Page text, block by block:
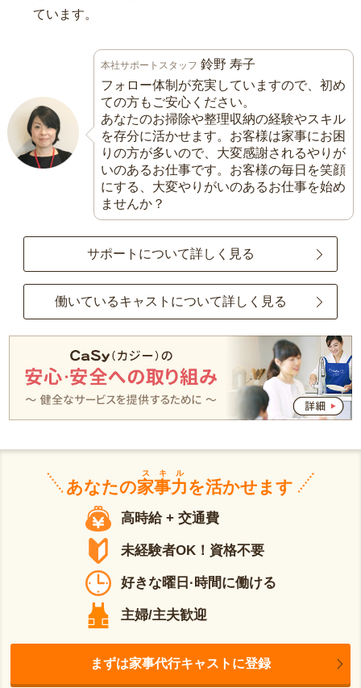
ています。
本社サポートスタッフ 鈴野 寿子
フォロー体制が充実していますので、初め
ての方もご安心ください。
あなたのお掃除や整理収納の経験やスキル
を存分に活かせます。お客様は家事にお困
りの方が多いので、大変感謝されるやりが
いのあるお仕事です。お客様の毎日を笑顔
にする、大変やりがいのあるお仕事を始め
ませんか？
サポートについて詳しく見る
働いているキャストについて詳しく見る
あなたの家事力
スキル
を活かせます
高時給 + 交通費
未経験者OK！資格不要
好きな曜日·時間に働ける
主婦/主夫歓迎
まずは家事代行キャストに登録